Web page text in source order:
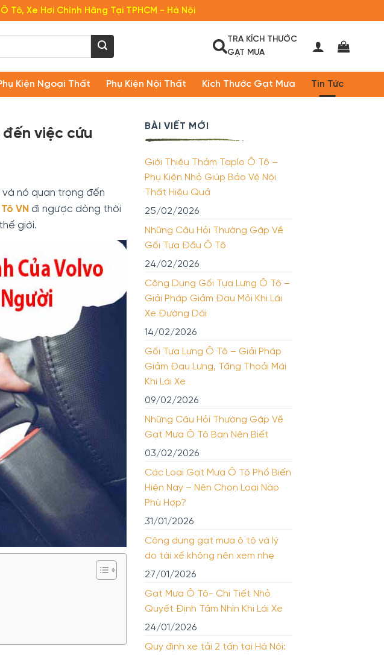
Tô, Xe Hơi Chính Hãng Tại TPHCM - Hà Nội
TRA KÍCH THƯỚC
GẠT MƯA
Kiện Ngoại Thất Phụ Kiện Nội Thất Kích Thước Gạt Mưa Tin Tức
việc cứu
và nó quan trọng đến
VN đi ngược dòng thời
giới.
BÀI VIẾT MỚI
Giới Thiệu Thảm Taplo Ô Tô –
Phụ Kiện Nhỏ Giúp Bảo Vệ Nội
Thất Hiệu Quả
25/02/2026
Những Câu Hỏi Thường Gặp Về
Gối Tựa Đầu Ô Tô
24/02/2026
Công Dụng Gối Tựa Lưng Ô Tô –
Giải Pháp Giảm Đau Mỏi Khi Lái
Xe Đường Dài
14/02/2026
Gối Tựa Lưng Ô Tô – Giải Pháp
Giảm Đau Lưng, Tăng Thoải Mái
Khi Lái Xe
09/02/2026
Những Câu Hỏi Thường Gặp Về
Gạt Mưa Ô Tô Bạn Nên Biết
03/02/2026
Các Loại Gạt Mưa Ô Tô Phổ Biến
Hiện Nay – Nên Chọn Loại Nào
Phù Hợp?
31/01/2026
Công dụng gạt mưa ô tô và lý
do tài xế không nên xem nhẹ
27/01/2026
Gạt Mưa Ô Tô- Chi Tiết Nhỏ
Quyết Định Tầm Nhìn Khi Lái Xe
24/01/2026
Quy định xe tải 2 tấn tại Hà Nội: